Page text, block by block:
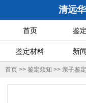
清远
首页 鉴
鉴定材料 新
首页 >> 鉴定须知 >> 亲子鉴